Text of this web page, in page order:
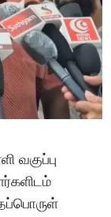
வகுப்பு